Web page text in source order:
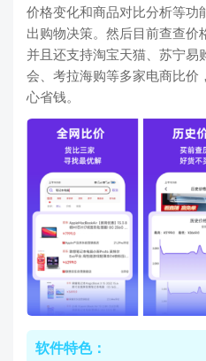
价格变化和商品对比分析等功
出购物决策。然后目前查查价
并且还支持淘宝天猫、苏宁易
会、考拉海购等多家电商比价
心省钱。
软件特色：